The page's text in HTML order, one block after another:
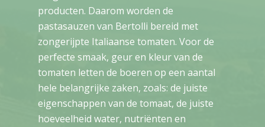
producten. Daarom worden de
pastasauzen van Bertolli bereid met
zongerijpte Italiaanse tomaten. Voor de
perfecte smaak, geur en kleur van de
tomaten letten de boeren op een aantal
hele belangrijke zaken, zoals: de juiste
eigenschappen van de tomaat, de juiste
hoeveelheid water, nutriënten en